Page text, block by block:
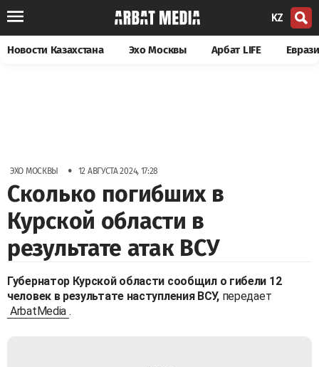
KZ
Новости Казахстана Эхо Москвы Арбат LIFE
ЭХО МОСКВЫ • 12 АВГУСТА 2024, 17:28
Сколько погибших в
Курской области в
результате атак ВСУ
Губернатор Курской области сообщил о гибели 12
человек в результате наступления ВСУ,передает
ArbatMedia .